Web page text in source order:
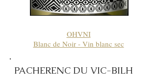
OHVNI
Blanc de Noir - Vin blanc sec
PACHERENC DU VIC-BILH